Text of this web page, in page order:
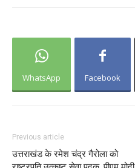
WhatsApp Facebook
Previous article
उत्तराखंड के रमेश चंद्र गैरोला को